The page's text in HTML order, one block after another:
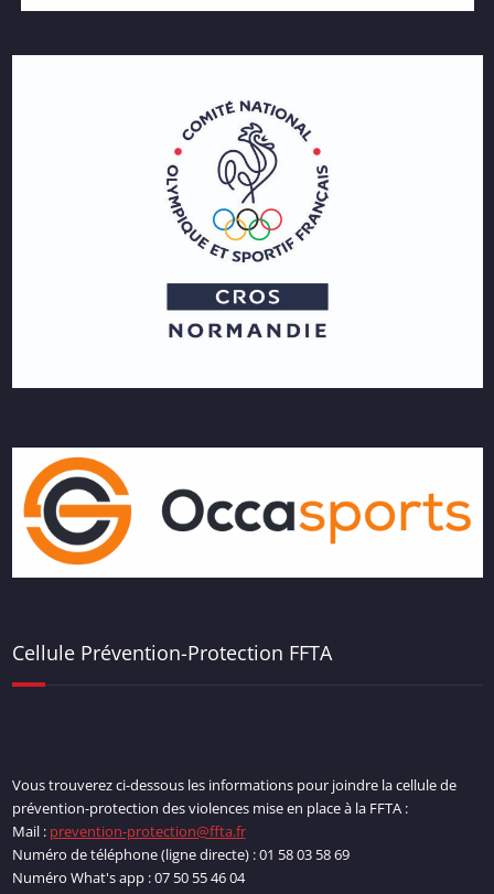
Cellule Prévention-Protection FFTA
Vous trouverez ci-dessous les informations pour joindre la cellule de
prévention-protection des violences mise en place à la FFTA :
Mail : prevention-protection@ffta.fr
Numéro de téléphone (ligne directe) : 01 58 03 58 69
Numéro What's app : 07 50 55 46 04